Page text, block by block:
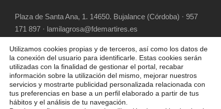
Plaza de Santa Ana, 1. 14650. Bujalance (Córdoba) · 957
171 897 · lamilagrosa@fdemartires.es
COPYRIGHT 2025 FUNDACIÓN DIOCESANA
Utilizamos cookies propias y de terceros, así como los datos de
la conexión del usuario para identificarle. Estas cookies serán
utilizadas con la finalidad de gestionar el portal, recabar
información sobre la utilización del mismo, mejorar nuestros
servicios y mostrarte publicidad personalizada relacionada con
tus preferencias en base a un perfil elaborado a partir de tus
hábitos y el análisis de tu navegación.